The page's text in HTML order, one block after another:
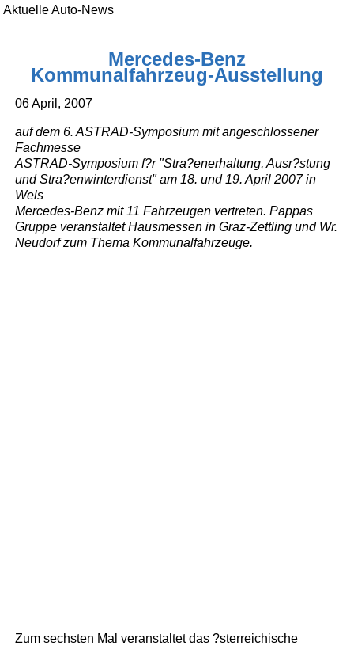
Aktuelle Auto-News
Mercedes-Benz
Kommunalfahrzeug-Ausstellung
06 April, 2007
auf dem 6. ASTRAD-Symposium mit angeschlossener
Fachmesse
ASTRAD-Symposium f?r "Stra?enerhaltung, Ausr?stung
und Stra?enwinterdienst" am 18. und 19. April 2007 in
Wels
Mercedes-Benz mit 11 Fahrzeugen vertreten. Pappas
Gruppe veranstaltet Hausmessen in Graz-Zettling und Wr.
Neudorf zum Thema Kommunalfahrzeuge.
Zum sechsten Mal veranstaltet das ?sterreichische